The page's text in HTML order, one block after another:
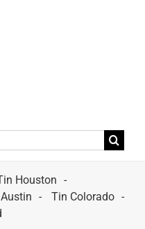
Houston
Tin Colorado